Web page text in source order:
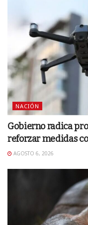
NACIÓN
Gobierno radica
reforzar medidas
AGOSTO 6, 2026